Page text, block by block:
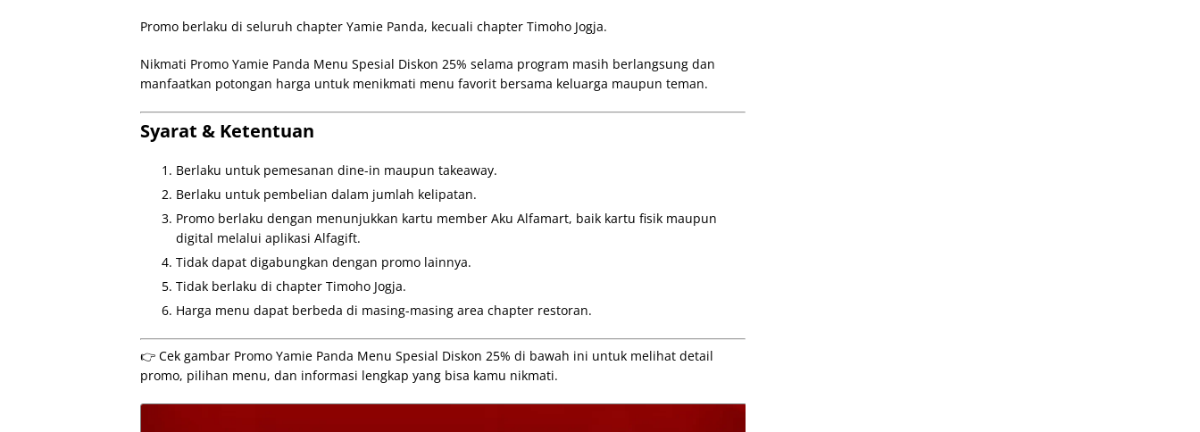
Promo berlaku di seluruh chapter Yamie Panda, kecuali chapter Timoho Jogja.
Nikmati Promo Yamie Panda Menu Spesial Diskon 25% selama program masih berlangsung dan
manfaatkan potongan harga untuk menikmati menu favorit bersama keluarga maupun teman.
Syarat & Ketentuan
Berlaku untuk pemesanan dine-in maupun takeaway.
Berlaku untuk pembelian dalam jumlah kelipatan.
Promo berlaku dengan menunjukkan kartu member Aku Alfamart, baik kartu fisik maupun
digital melalui aplikasi Alfagift.
Tidak dapat digabungkan dengan promo lainnya.
Tidak berlaku di chapter Timoho Jogja.
Harga menu dapat berbeda di masing-masing area chapter restoran.
👉 Cek gambar Promo Yamie Panda Menu Spesial Diskon 25% di bawah ini untuk melihat detail
promo, pilihan menu, dan informasi lengkap yang bisa kamu nikmati.